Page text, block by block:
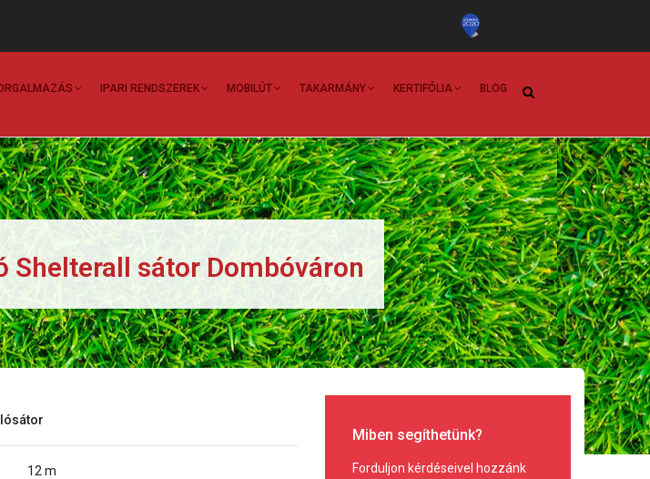
IPARI RENDSZEREK MOBILÚT TAKARMÁNY KERTIFÓLIA BLOG
Shelterall sátor Dombóváron
12 m
Miben segíthetünk?
Forduljon kérdéseivel hozzánk